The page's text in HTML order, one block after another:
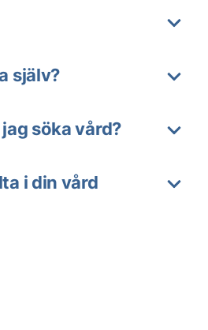
själv?
söka vård?
i din vård